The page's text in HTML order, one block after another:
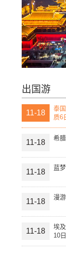
出国游
11-18
泰
质6
11-18
希
11-18
蓝
11-18
漫
11-18
埃
10